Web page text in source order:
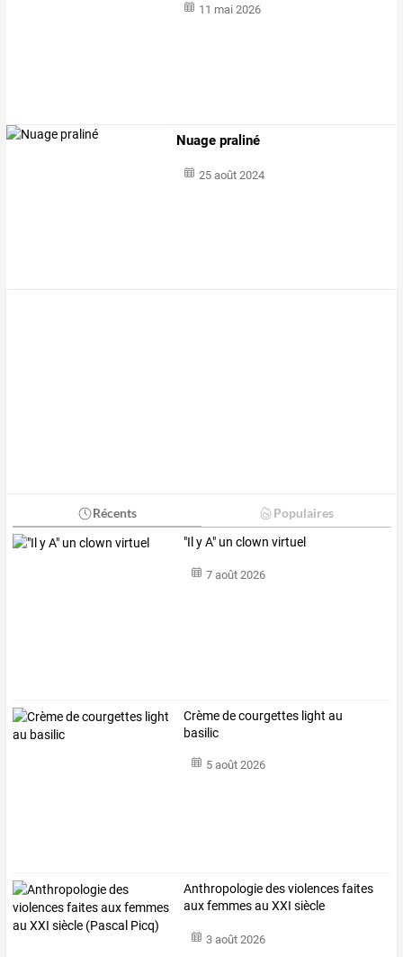
11 mai 2026
Nuage praliné
25 août 2024
Récents Populaires
"Il y A" un clown virtuel
7 août 2026
Crème de courgettes light au
basilic
5 août 2026
Anthropologiedesviolencesfaites
auxfemmesau XXI siècle
3 août 2026